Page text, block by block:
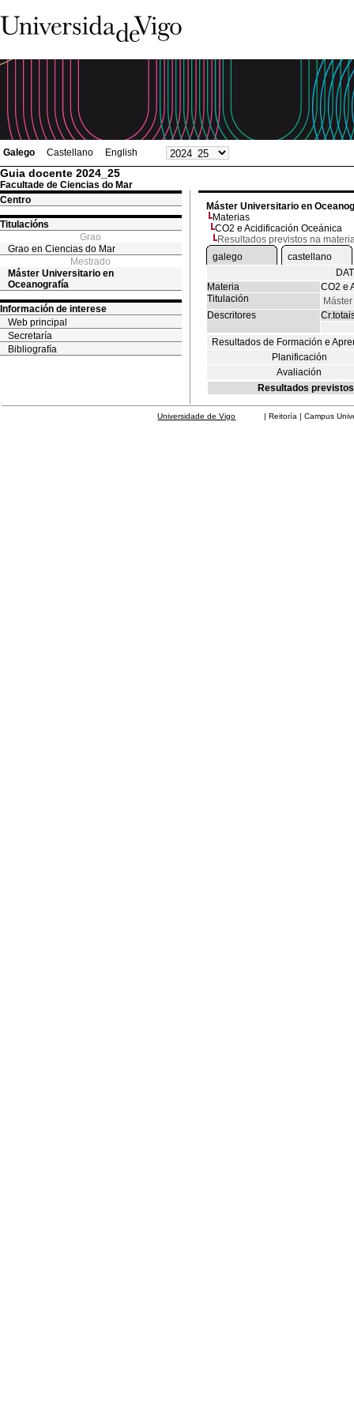
Galego Castellano English
Guia docente 2024_25
Facultade de Ciencias do Mar
Centro
Titulacións
Grao
Grao en Ciencias do Mar
Mestrado
Máster Universitario en
Oceanografía
Información de interese
Web principal
Secretaría
Bibliografía
Máster Universitario en
Materias
CO2 e Acidificación Oceánica
Resultados previstos na
galego
castellano
Materia
CO2 e
Titulación
Descritores
Resultados de Formación e
Planificación
Avaliación
Resultados
Universidade de Vigo | Reitoría | Campus